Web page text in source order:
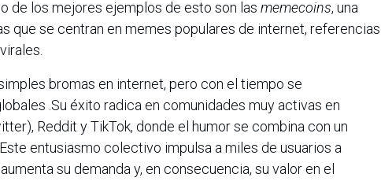
de los mejores ejemplos de esto son las memecoins, una
que se centran en memes populares de internet, referencias
bromas en internet, pero con el tiempo se
.Su éxito radica en comunidades muy activas en
Reddit y TikTok, donde el humor se combina con un
entusiasmo colectivo impulsa a miles de usuarios a
su demanda y, en consecuencia, su valor en el